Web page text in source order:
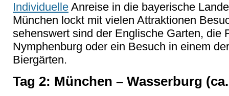
Individuelle Anreise in die bayerische
München lockt mit vielen Attraktionen
sehenswert sind der Englische Garten, die
Nymphenburg oder ein Besuch in einem
Biergärten.
Tag 2: München – Wasserburg